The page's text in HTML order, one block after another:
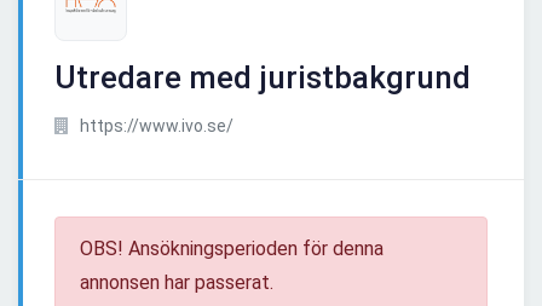
Utredare med juristbakgrund
https://www.ivo.se/
OBS! Ansökningsperioden för denna
annonsen har passerat.